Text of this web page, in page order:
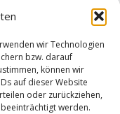
wir Technologien
bzw. darauf
können wir
auf dieser Website
oder zurückziehen,
werden.